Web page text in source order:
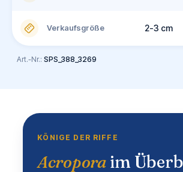
Verkaufsgröße 2-3 cm
Art.-Nr.: SPS_388_3269
KÖNIGE DER RIFFE
Acropora im